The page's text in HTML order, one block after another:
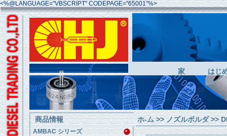
<%@LANGUAGE="VBSCRIPT" CODEPAGE="65001"%>
家 はじ
商品情報
AMBAC シリーズ
ホ-ム>>ノズルボルダ>>